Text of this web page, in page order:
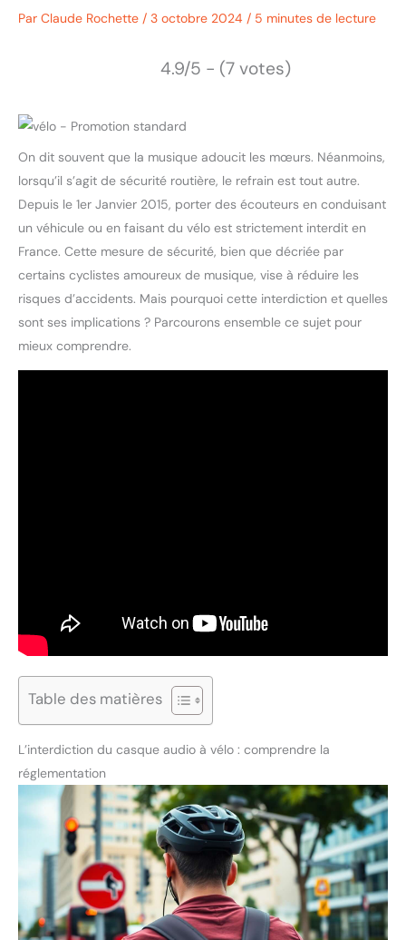
Par Claude Rochette / 3 octobre 2024 / 5 minutes de lecture
4.9/5 - (7 votes)
On dit souvent que la musique adoucit les mœurs. Néanmoins,
lorsqu’il s’agit de sécurité routière, le refrain est tout autre.
Depuis le 1er Janvier 2015, porter des écouteurs en conduisant
un véhicule ou en faisant du vélo est strictement interdit en
France. Cette mesure de sécurité, bien que décriée par
certains cyclistes amoureux de musique, vise à réduire les
risques d’accidents. Mais pourquoi cette interdiction et quelles
sont ses implications ? Parcourons ensemble ce sujet pour
mieux comprendre.
Table des matières
L’interdiction du casque audio à vélo : comprendre la
réglementation